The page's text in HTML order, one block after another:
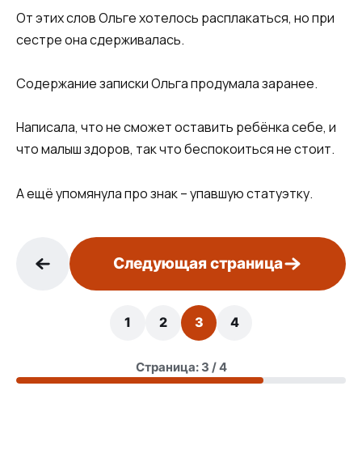
От этих слов Ольге хотелось расплакаться, но при
сестре она сдерживалась.
Содержание записки Ольга продумала заранее.
Написала, что не сможет оставить ребёнка себе, и
что малыш здоров, так что беспокоиться не стоит.
А ещё упомянула про знак – упавшую статуэтку.
Следующая страница
1 2 3 4
Страница: 3 / 4